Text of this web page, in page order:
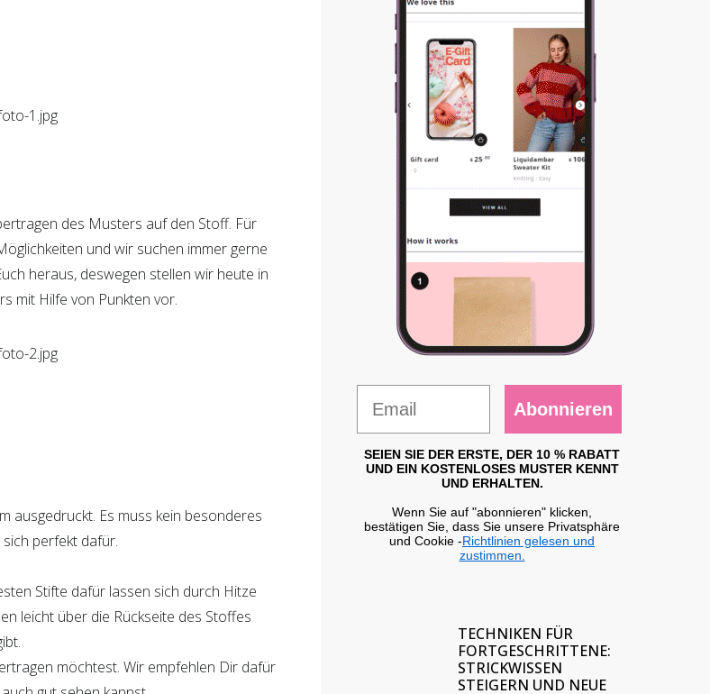
des Musters auf den Stoff. Für
und wir suchen immer gerne
heraus, deswegen stellen wir heute in
mit Hilfe von Punkten vor.
ausgedruckt. Es muss kein besonderes
perfekt dafür.
Stifte dafür lassen sich durch Hitze
leicht über die Rückseite des Stoffes
möchtest. Wir empfehlen Dir dafür
Abonnieren
SEIEN SIE DER ERSTE, DER 10 % RABATT
UND EIN KOSTENLOSES MUSTER KENNT
UND ERHALTEN.
Wenn Sie auf "abonnieren" klicken,
bestätigen Sie, dass Sie unsere Privatsphäre
und Cookie -Richtlinien gelesen und
zustimmen.
TECHNIKEN FÜR
FORTGESCHRITTENE:
STRICKWISSEN
STEIGERN UND NEUE